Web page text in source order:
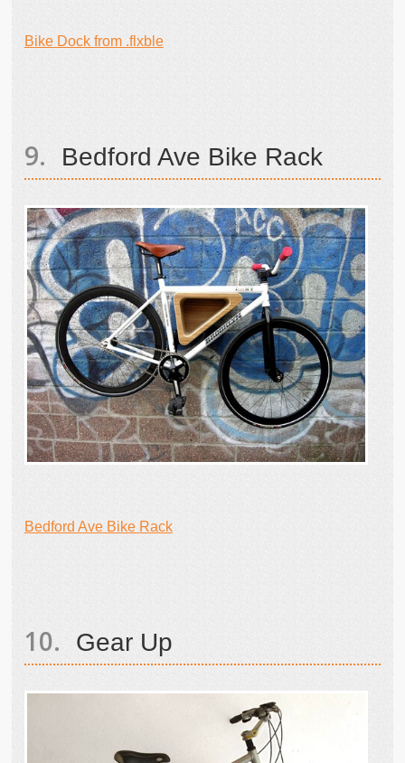
Bike Dock from .flxble
Bedford Ave Bike Rack
Bedford Ave Bike Rack
Gear Up